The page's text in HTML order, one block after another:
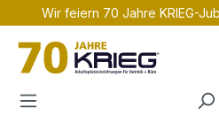
Zum Hauptinhalt springen
Wir feiern 70 Jahre KRIEG-